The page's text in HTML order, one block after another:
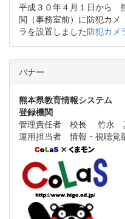
平成３０年４月１日から
関（事務室前）に防犯カメ
ラを設置しました防犯カメ
バナー
熊本県教育情報システム
登録機関
管理責任者 校長 竹永
運用担当者 情報・視聴覚